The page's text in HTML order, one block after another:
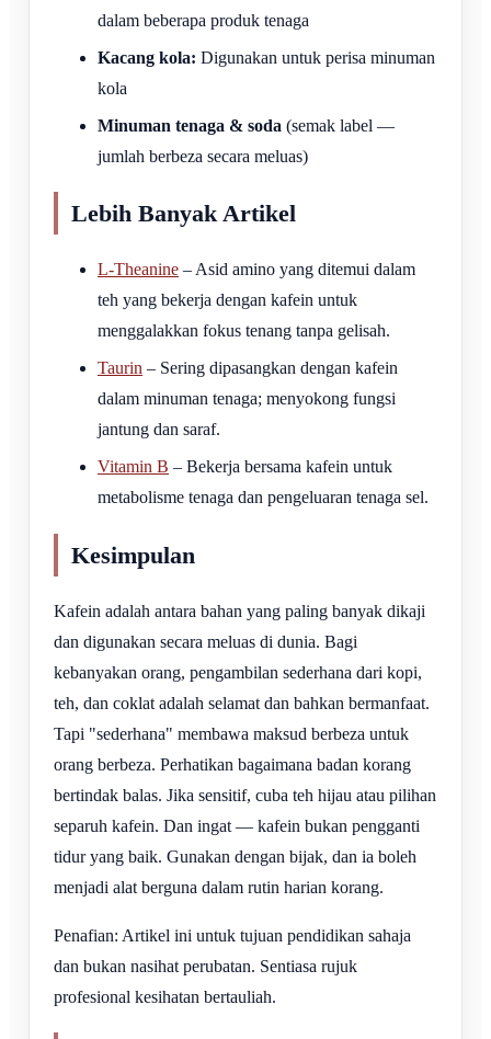
dalam beberapa produk tenaga
Kacang kola: Digunakan untuk perisa minuman
kola
Minuman tenaga & soda (semak label —
jumlah berbeza secara meluas)
Lebih Banyak Artikel
L-Theanine – Asid amino yang ditemui dalam
teh yang bekerja dengan kafein untuk
menggalakkan fokus tenang tanpa gelisah.
Taurin – Sering dipasangkan dengan kafein
dalam minuman tenaga; menyokong fungsi
jantung dan saraf.
Vitamin B – Bekerja bersama kafein untuk
metabolisme tenaga dan pengeluaran tenaga sel.
Kesimpulan
Kafein adalah antara bahan yang paling banyak dikaji
dan digunakan secara meluas di dunia. Bagi
kebanyakan orang, pengambilan sederhana dari kopi,
teh, dan coklat adalah selamat dan bahkan bermanfaat.
Tapi "sederhana" membawa maksud berbeza untuk
orang berbeza. Perhatikan bagaimana badan korang
bertindak balas. Jika sensitif, cuba teh hijau atau pilihan
separuh kafein. Dan ingat — kafein bukan pengganti
tidur yang baik. Gunakan dengan bijak, dan ia boleh
menjadi alat berguna dalam rutin harian korang.
Penafian: Artikel ini untuk tujuan pendidikan sahaja
dan bukan nasihat perubatan. Sentiasa rujuk
profesional kesihatan bertauliah.